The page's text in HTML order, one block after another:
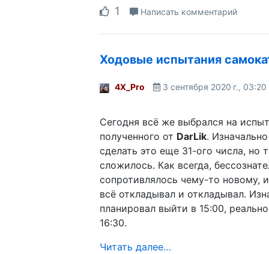
1 Написать комментарий
Ходовые испытания
4X_Pro 3 сентября 2020 г., 03:20
Сегодня всё же выбрался на
полученного от DarLik.
сделать это еще 31-ого числа, но
сложилось. Как всегда,
сопротивлялось чему-то новому,
всё откладывал и откладывал.
планировал выйти в 15:00,
16:30.
Читать далее…